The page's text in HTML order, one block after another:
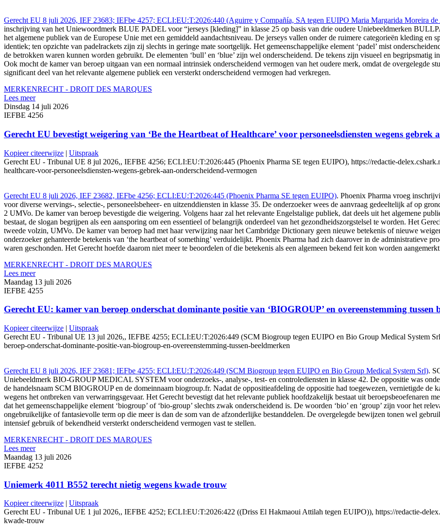
Gerecht EU 8 juli 2026, IEF 23683; IEFbe 4257; ECLI:EU:T:2026:440 (Aguirre y Compañía, SA tegen EUIPO Maria Margarida Moreira de
inschrijving van het Uniewoordmerk BLUE PADEL voor “jerseys [kleding]” in klasse 25 op basis van drie oudere Uniebeeldmerken
het algemene publiek van de Europese Unie met een gemiddeld aandachtsniveau. De jerseys vallen onder de ruimere categorieën kleding
identiek; ten opzichte van padelrackets zijn zij slechts in geringe mate soortgelijk. Het gemeenschappelijke element ‘padel’ mist
de betrokken waren kunnen worden gebruikt. De elementen ‘bull’ en ‘blue’ zijn wel onderscheidend. De tekens zijn visueel en begripsmatig
Ook mocht de kamer van beroep uitgaan van een normaal intrinsiek onderscheidend vermogen van het oudere merk, omdat de
significant deel van het relevante algemene publiek een versterkt onderscheidend vermogen had verkregen.
MERKENRECHT - DROIT DES MARQUES
Lees meer
Dinsdag 14 juli 2026
IEFBE 4256
Gerecht EU bevestigt weigering van ‘Be the Heartbeat of Healthcare’ voor personeelsdiensten wegens gebrek
Kopieer citeerwijze | Uitspraak
Gerecht EU - Tribunal UE 8 jul 2026,, IEFBE 4256; ECLI:EU:T:2026:445 (Phoenix Pharma SE tegen EUIPO), https://redactie-
healthcare-voor-personeelsdiensten-wegens-gebrek-aan-onderscheidend-vermogen
Gerecht EU 8 juli 2026, IEF 23682, IEFbe 4256; ECLI:EU:T:2026:445 (Phoenix Pharma SE tegen EUIPO). Phoenix Pharma vroeg
voor diverse wervings-, selectie-, personeelsbeheer- en uitzenddiensten in klasse 35. De onderzoeker wees de aanvraag gedeeltelijk af op
2 UMVo. De kamer van beroep bevestigde die weigering. Volgens haar zal het relevante Engelstalige publiek, dat deels uit het algemene
bestaat, de slogan begrijpen als een aansporing om een essentieel of belangrijk onderdeel van het gezondheidszorgstelsel te worden. Het
tweede volzin, UMVo. De kamer van beroep had met haar verwijzing naar het Cambridge Dictionary geen nieuwe betekenis of nieuwe
onderzoeker gehanteerde betekenis van ‘the heartbeat of something’ verduidelijkt. Phoenix Pharma had zich daarover in de administratieve
waren geschonden. Het Gerecht hoefde daarom niet meer te beoordelen of die betekenis als een algemeen bekend feit kon worden
MERKENRECHT - DROIT DES MARQUES
Lees meer
Maandag 13 juli 2026
IEFBE 4255
Gerecht EU: kamer van beroep onderschat dominante positie van ‘BIOGROUP’ en overeenstemming tussen
Kopieer citeerwijze | Uitspraak
Gerecht EU - Tribunal UE 13 jul 2026,, IEFBE 4255; ECLI:EU:T:2026:449 (SCM Biogroup tegen EUIPO en Bio Group Medical System
beroep-onderschat-dominante-positie-van-biogroup-en-overeenstemming-tussen-beeldmerken
Gerecht EU 8 juli 2026, IEF 23681; IEFbe 4255; ECLI:EU:T:2026:449 (SCM Biogroup tegen EUIPO en Bio Group Medical System Srl).
Uniebeeldmerk BIO-GROUP MEDICAL SYSTEM voor onderzoeks-, analyse-, test- en controlediensten in klasse 42. De oppositie was
de handelsnaam SCM BIOGROUP en de domeinnaam biogroup.fr. Nadat de oppositieafdeling de oppositie had toegewezen, vernietigde de
wegens het ontbreken van verwarringsgevaar. Het Gerecht bevestigt dat het relevante publiek hoofdzakelijk bestaat uit beroepsbeoefenaren
dat het gemeenschappelijke element ‘biogroup’ of ‘bio-group’ slechts zwak onderscheidend is. De woorden ‘bio’ en ‘group’ zijn voor het
ongebruikelijke of fantasievolle term op die meer is dan de som van de afzonderlijke bestanddelen. De overgelegde bewijzen tonen wel
intensief gebruik of bekendheid versterkt onderscheidend vermogen vast te stellen.
MERKENRECHT - DROIT DES MARQUES
Lees meer
Maandag 13 juli 2026
IEFBE 4252
Uniemerk 4011 B552 terecht nietig wegens kwade trouw
Kopieer citeerwijze | Uitspraak
Gerecht EU - Tribunal UE 1 jul 2026,, IEFBE 4252; ECLI:EU:T:2026:422 ((Driss El Hakmaoui Attilah tegen EUIPO)), https://redactie-
kwade-trouw